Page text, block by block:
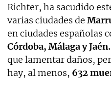
Richter, ha sacudido
varias ciudades de
en ciudades españolas
Córdoba, Málaga y Jaén.
que lamentar daños,
hay, al menos, 632